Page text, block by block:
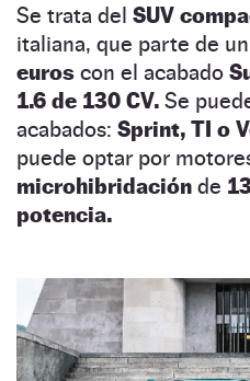
Se trata del SUV
italiana, que parte de
euros con el acabado
1.6 de 130 CV. Se
acabados: Sprint, TI o
puede optar por
microhibridación de
potencia.